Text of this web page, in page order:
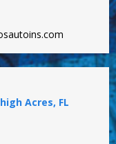
Acres, FL